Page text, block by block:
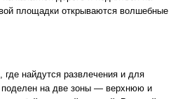
площадки открываются волшебные
найдутся развлечения и для
на две зоны — верхнюю и